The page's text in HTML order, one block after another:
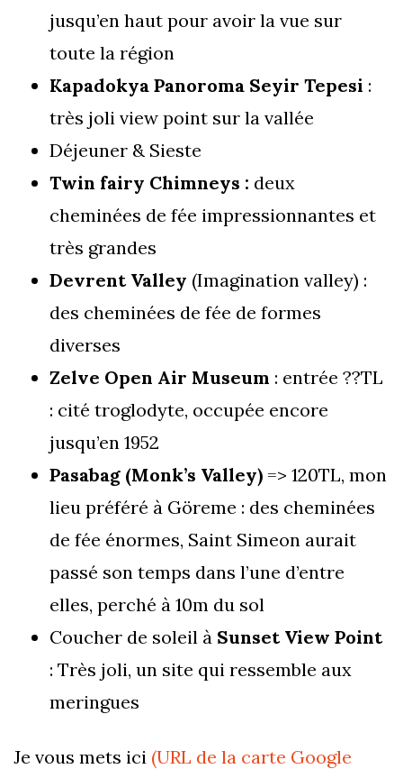
jusqu’en haut pour avoir la vue sur
toute la région
Kapadokya Panoroma Seyir Tepesi :
très joli view point sur la vallée
Déjeuner & Sieste
Twin fairy Chimneys : deux
cheminées de fée impressionnantes et
très grandes
Devrent Valley (Imagination valley) :
des cheminées de fée de formes
diverses
Zelve Open Air Museum : entrée ??TL
: cité troglodyte, occupée encore
jusqu’en 1952
Pasabag (Monk’s Valley) => 120TL, mon
lieu préféré à Göreme : des cheminées
de fée énormes, Saint Simeon aurait
passé son temps dans l’une d’entre
elles, perché à 10m du sol
Coucher de soleil à Sunset View Point
: Très joli, un site qui ressemble aux
meringues
Je vous mets ici (URL de la carte Google